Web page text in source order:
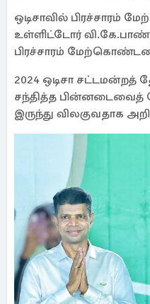
ஒடிசாவில் பிரச்சாரம்
உள்ளிட்டோர்
பிரச்சாரம்
2024 ஒடிசா சட்டமன்றத்
சந்தித்த பின்னடைவைத்
இருந்து விலகுவதாக